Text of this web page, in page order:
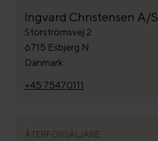
Ingvard Christensen A/S
Storströmsvej 2
6715 Esbjerg N
Danmark
+45 75470111
ÅTERFÖRSÄLJARE